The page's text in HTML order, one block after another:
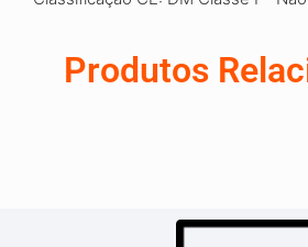
Produtos